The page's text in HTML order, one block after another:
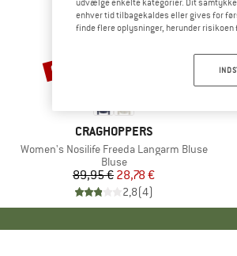
MÆRKE
CRAGHOPPERS
Artikel
Women's Nosilife Freeda Langarm Bluse
Produktgruppe
Bluse
Pris
89,95 €Nedsat pris
28,78 €
2,8(4)
Rabat
68%
udvælge enkelte kategorier. Dit
enhver tid tilbagekaldes eller gives for
finde flere oplysninger, herunder